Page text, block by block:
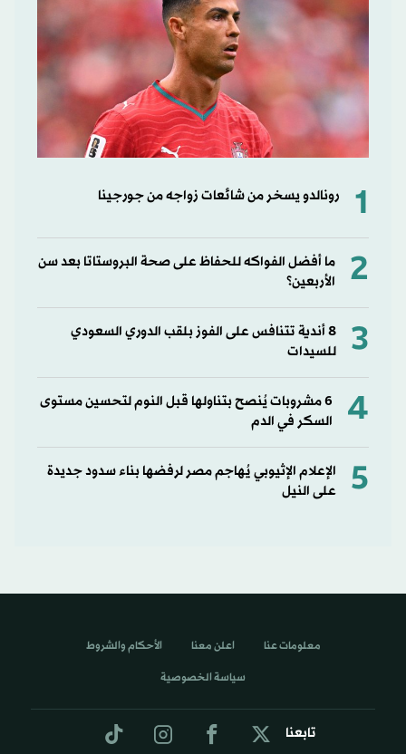
1 رونالدو يسخر من شائعات زواجه من جورجينا
2
ما أفضل الفواكه للحفاظ على صحة البروستاتا بعد سن
الأربعين؟
3
8 أندية تتنافس على الفوز بلقب الدوري السعودي
للسيدات
4
6 مشروبات يُنصح بتناولها قبل النوم لتحسين مستوى
السكر في الدم
5
الإعلام الإثيوبي يُهاجم مصر لرفضها بناء سدود جديدة
على النيل
تابعنا
معلومات عنا اعلن معنا الأحكام والشروط
سياسة الخصوصية